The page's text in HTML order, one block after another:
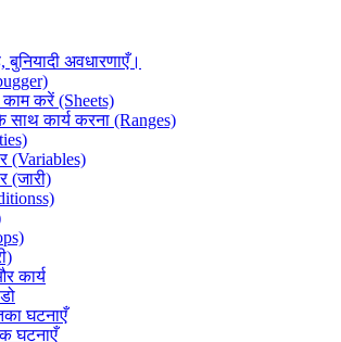
अवधारणाएँ।
करें (Sheets)
कार्य करना (Ranges)
(Variables)
(जारी)
कार्य
घटनाएँ
घटनाएँ